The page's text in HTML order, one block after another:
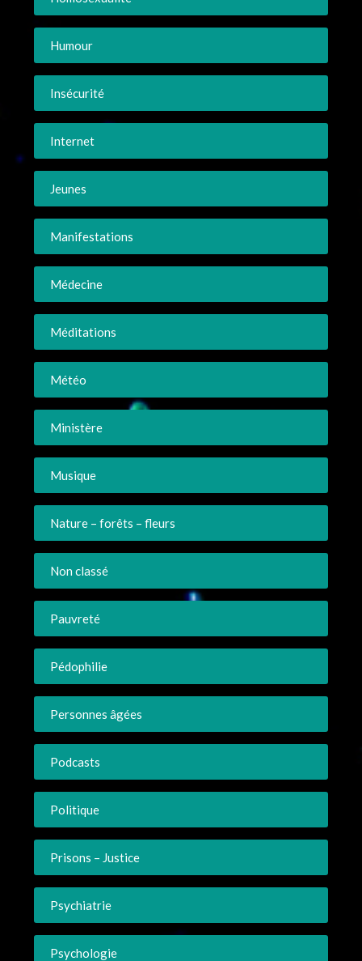
Humour
Insécurité
Internet
Jeunes
Manifestations
Médecine
Méditations
Météo
Ministère
Musique
Nature – forêts – fleurs
Non classé
Pauvreté
Pédophilie
Personnes âgées
Podcasts
Politique
Prisons – Justice
Psychiatrie
Psychologie